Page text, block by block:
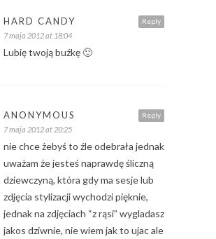
Reply
HARD CANDY
7 maja 2012 at 18:04
Lubię twoją buźkę 🙂
Reply
ANONYMOUS
7 maja 2012 at 20:25
nie chce żebyś to źle odebrała jednak
uważam że jesteś naprawdę śliczną
dziewczyną, która gdy ma sesje lub
zdjęcia stylizacji wychodzi pięknie,
jednak na zdjęciach “z rąsi” wygladasz
jakos dziwnie, nie wiem jak to ujac ale